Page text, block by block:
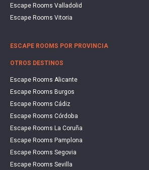
Escape Rooms Valladolid
Escape Rooms Vitoria
ESCAPE ROOMS POR PROVINCIA
OTROS DESTINOS
Escape Rooms Alicante
Escape Rooms Burgos
Escape Rooms Cádiz
Escape Rooms Córdoba
Escape Rooms La Coruña
Escape Rooms Pamplona
Escape Rooms Segovia
Escape Rooms Sevilla